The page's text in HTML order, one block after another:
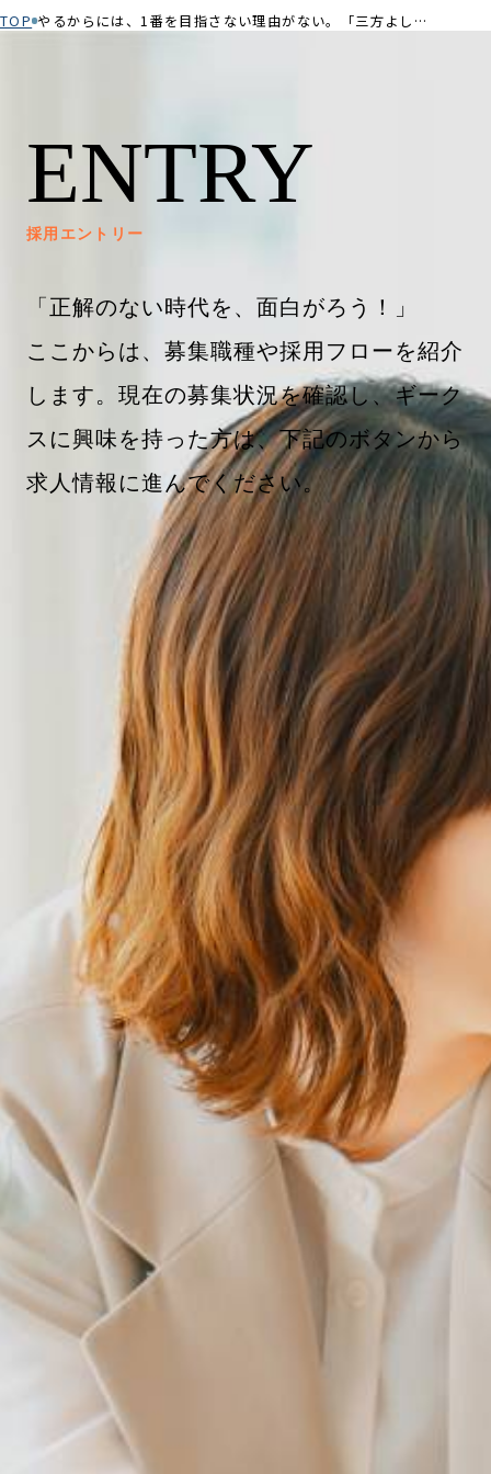
TOP やるからには、1番を目指さない理由がない。「三方よし」で圧倒的な成果を導いた半期ー2025年度下期BUDDY賞受賞者 大﨑さんインタビュー
採用エントリー
ENTRY
「正解のない時代を、面白がろう！」
ここからは、募集職種や採用フローを紹介
します。現在の募集状況を確認し、ギーク
スに興味を持った方は、下記のボタンから
求人情報に進んでください。